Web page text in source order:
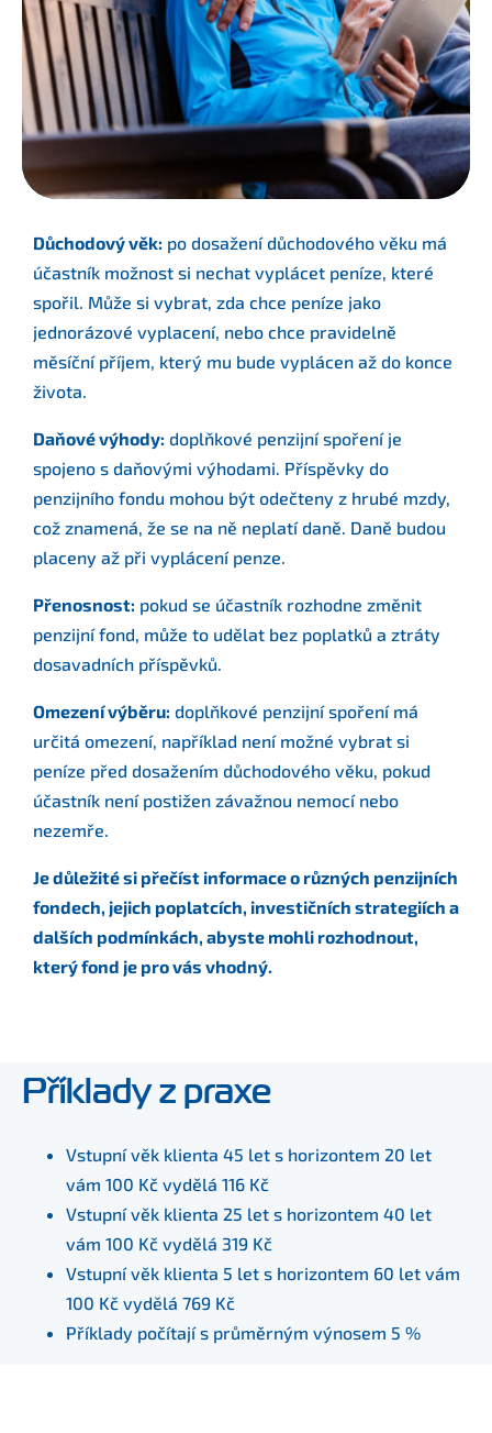
Důchodový věk: po dosažení důchodového věku má
účastník možnost si nechat vyplácet peníze, které
spořil. Může si vybrat, zda chce peníze jako
jednorázové vyplacení, nebo chce pravidelně
měsíční příjem, který mu bude vyplácen až do konce
života.
Daňové výhody: doplňkové penzijní spoření je
spojeno s daňovými výhodami. Příspěvky do
penzijního fondu mohou být odečteny z hrubé mzdy,
což znamená, že se na ně neplatí daně. Daně budou
placeny až při vyplácení penze.
Přenosnost: pokud se účastník rozhodne změnit
penzijní fond, může to udělat bez poplatků a ztráty
dosavadních příspěvků.
Omezení výběru: doplňkové penzijní spoření má
určitá omezení, například není možné vybrat si
peníze před dosažením důchodového věku, pokud
účastník není postižen závažnou nemocí nebo
nezemře.
Je důležité si přečíst informace o různých penzijních
fondech, jejich poplatcích, investičních strategiích a
dalších podmínkách, abyste mohli rozhodnout,
který fond je pro vás vhodný.
Příklady z praxe
Vstupní věk klienta 45 let s horizontem 20 let
vám 100 Kč vydělá 116 Kč
Vstupní věk klienta 25 let s horizontem 40 let
vám 100 Kč vydělá 319 Kč
Vstupní věk klienta 5 let s horizontem 60 let vám
100 Kč vydělá 769 Kč
Příklady počítají s průměrným výnosem 5 %